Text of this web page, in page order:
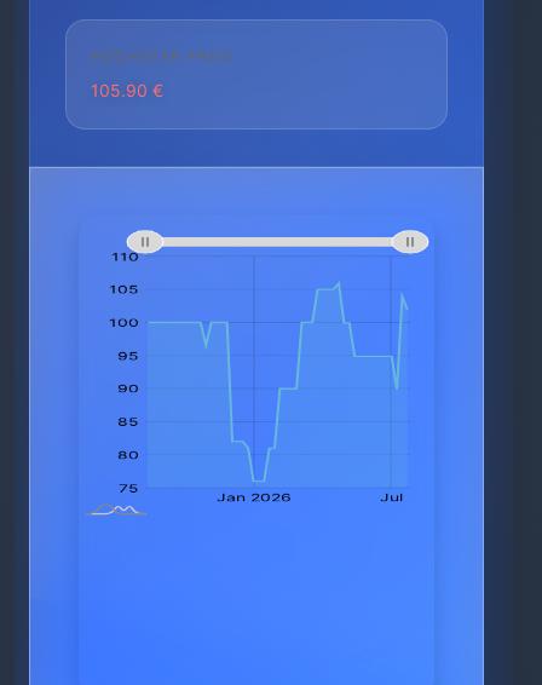
HÖCHSTER PREIS
105.90 €